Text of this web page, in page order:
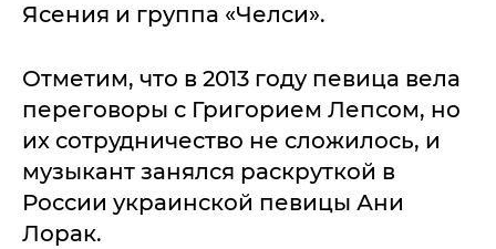
Ясения и группа «Челси».
Отметим, что в 2013 году певица вела
переговоры с Григорием Лепсом, но
их сотрудничество не сложилось, и
музыкант занялся раскруткой в
России украинской певицы Ани
Лорак.